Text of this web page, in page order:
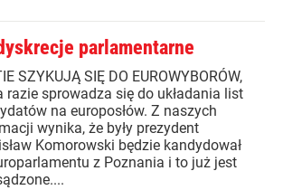
parlamentarne
SZYKUJĄ SIĘ DO EUROWYBORÓW,
razie sprowadza się do układania list
na europosłów. Z naszych
wynika, że były prezydent
Komorowski będzie kandydował
z Poznania i to już jest